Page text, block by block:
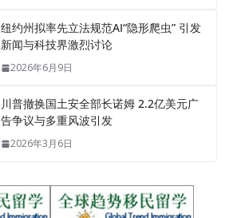
纽约州拟率先立法规范AI“隐形爬虫” 引发
新闻与科技界激烈讨论
2026年6月9日
川普撤换国土安全部长诺姆 2.2亿美元广
告争议与多重风波引发
2026年3月6日